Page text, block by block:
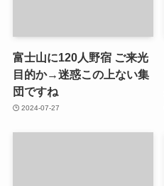
富士山に120人野宿 ご来光
目的か→迷惑この上ない集
団ですね
2024-07-27